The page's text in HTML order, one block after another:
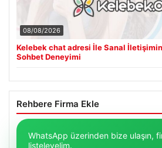
Kelebek chat adresi İle Sanal
Sohbet Deneyimi
Rehbere Firma Ekle
WhatsApp üzerinden bize ulaşın,
listeleyelim.
WhatsApp